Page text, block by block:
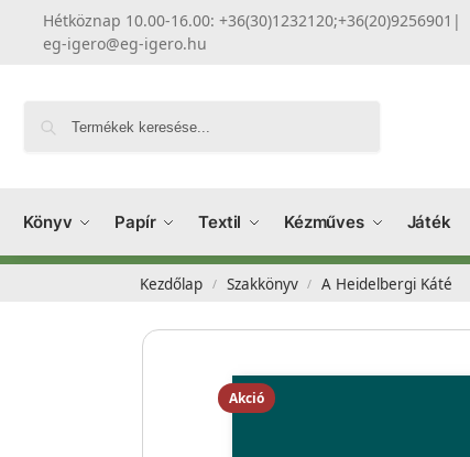
Hétköznap 10.00-16.00: +36(30)1232120;+36(20)9256901 |
eg-igero@eg-igero.hu
Könyv Papír Textil Kézműves Játék
Kezdőlap / Szakkönyv / A Heidelbergi Káté
Akció